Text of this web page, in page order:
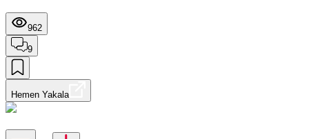
962
9
Hemen Yakala